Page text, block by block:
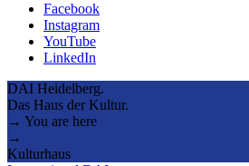
Facebook
Instagram
YouTube
LinkedIn
DAI Heidelberg.
Das Haus der Kultur.
→ You are here
→
Kulturhaus